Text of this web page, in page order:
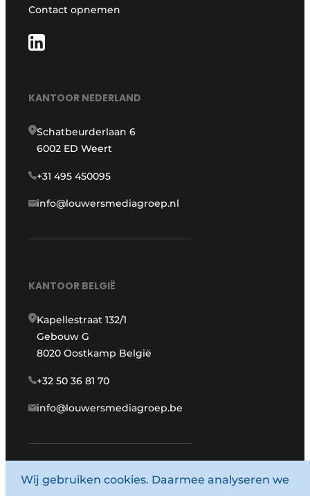
Contact opnemen
KANTOOR NEDERLAND
Schatbeurderlaan 6
6002 ED Weert
+31 495 450095
info@louwersmediagroep.nl
KANTOOR BELGIË
Kapellestraat 132/1
Gebouw G
8020 Oostkamp België
+32 50 36 81 70
info@louwersmediagroep.be
www.louwersmediagroep.com
Wij gebruiken cookies. Daarmee analyseren we